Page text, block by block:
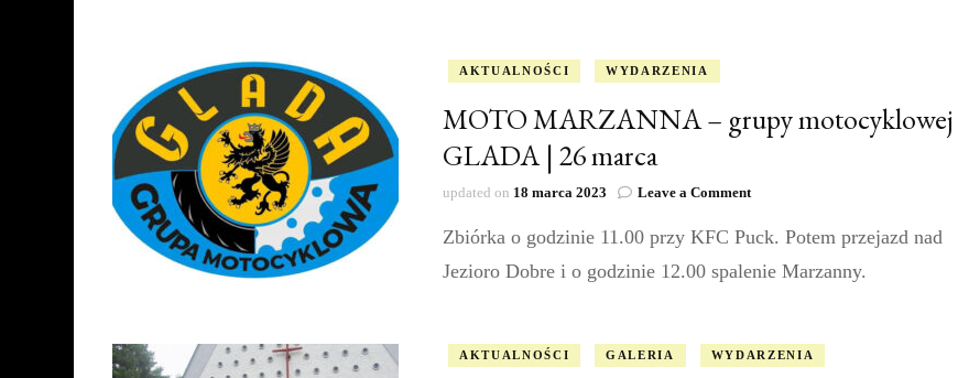
AKTUALNOŚCI WYDARZENIA
MOTO MARZANNA – grupy motocyklowej
GLADA | 26 marca
updated on 18 marca 2023 Leave a Commenton
MARZANNA
grupy
|
26
Zbiórka o godzinie 11.00 przy KFC Puck. Potem przejazd nad
Jezioro Dobre i o godzinie 12.00 spalenie Marzanny.
AKTUALNOŚCI GALERIA WYDARZENIA